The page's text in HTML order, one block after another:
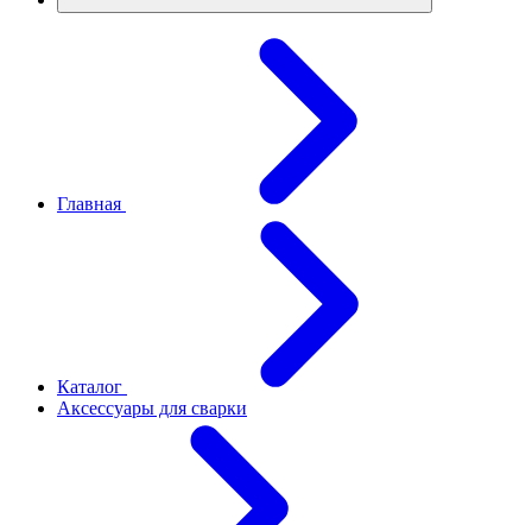
Главная
Каталог
Аксессуары для сварки